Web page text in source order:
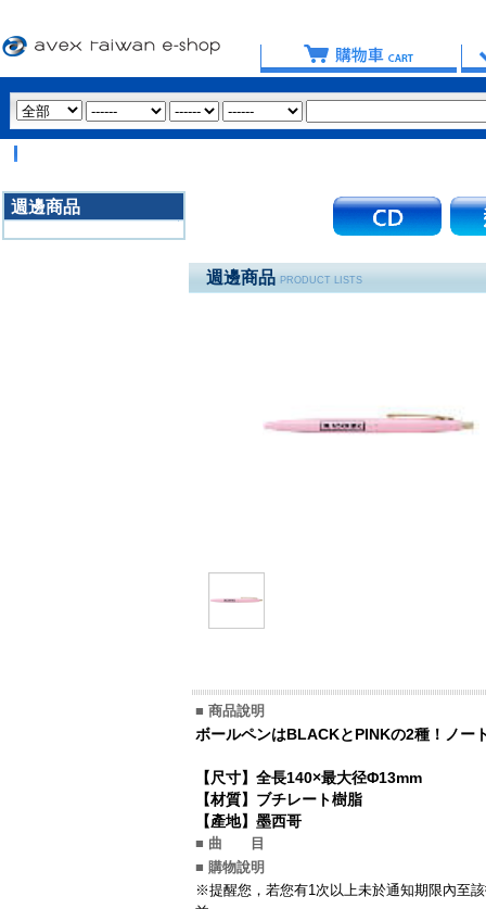
週邊商品
週邊商品 PRODUCT LISTS
■ 商品說明
ボールペンはBLACKとPINKの2種！ノー
【尺寸】全長140×最大径Φ13mm
【材質】ブチレート樹脂
【產地】墨西哥
■ 曲 目
■ 購物說明
※提醒您，若您有1次以上未於通知期限內至